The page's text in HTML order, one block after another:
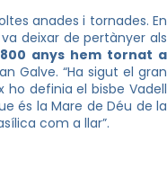
anades i tornades. En
deixar de pertànyer als
800 anys hem tornat a
Galve. “Ha sigut el gran
ho definia el bisbe Vadell
és la Mare de Déu de la
com a llar”.